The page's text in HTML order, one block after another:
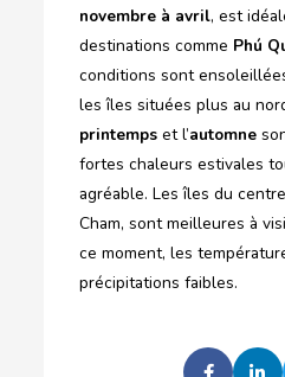
novembre à avril, est
destinations comme Phú
conditions sont
les îles situées plus au
printemps et l’automne
fortes chaleurs estivales
agréable. Les îles du
Cham, sont meilleures à
ce moment, les
précipitations faibles.